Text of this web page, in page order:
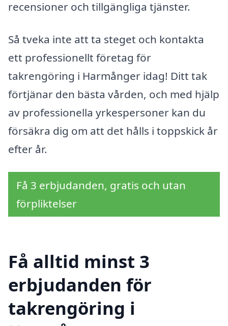
recensioner och tillgängliga tjänster.
Så tveka inte att ta steget och kontakta
ett professionellt företag för
takrengöring i Harmånger idag! Ditt tak
förtjänar den bästa vården, och med hjälp
av professionella yrkespersoner kan du
försäkra dig om att det hålls i toppskick år
efter år.
Få 3 erbjudanden, gratis och utan
förpliktelser
Få alltid minst 3
erbjudanden för
takrengöring i